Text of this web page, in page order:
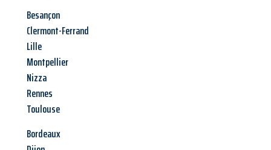
Besançon
Clermont-Ferrand
Lille
Montpellier
Nizza
Rennes
Toulouse
Bordeaux